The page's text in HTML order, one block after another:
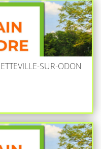
SUR-ODON